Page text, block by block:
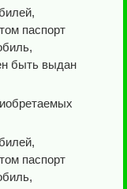
паспорт
быть выдан
паспорт